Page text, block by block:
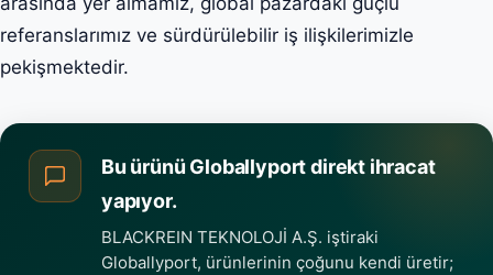
referanslarımız ve sürdürülebilir iş ilişkilerimizle
pekişmektedir.
Bu ürünü Globallyport direkt ihracat
yapıyor.
BLACKREIN TEKNOLOJİ A.Ş. iştiraki
Globallyport, ürünlerinin çoğunu kendi üretir;